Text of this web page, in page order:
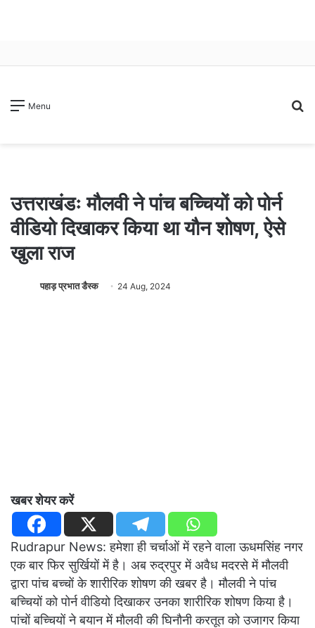
Menu
उत्तराखंडः मौलवी ने पांच बच्चियों को पोर्न
वीडियो दिखाकर किया था याैन शोषण, ऐसे
खुला राज
पहाड़ प्रभात डैस्क 24 Aug, 2024
खबर शेयर करें
Rudrapur News: हमेशा ही चर्चाओं में रहने वाला ऊधमसिंह नगर
एक बार फिर सुर्खियों में है। अब रुद्रपुर में अवैध मदरसे में मौलवी
द्वारा पांच बच्चों के शारीरिक शोषण की खबर है। मौलवी ने पांच
बच्चियों को पोर्न वीडियो दिखाकर उनका शारीरिक शोषण किया है।
पांचों बच्चियों ने बयान में मौलवी की घिनौनी करतूत को उजागर किया